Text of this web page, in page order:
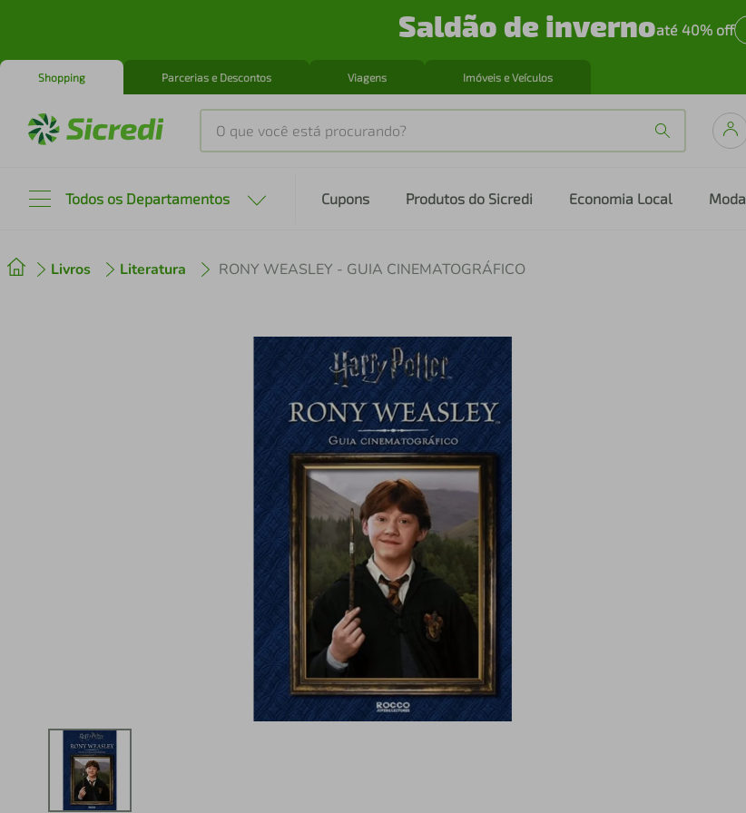
Saldão de invernoaté 40% off
Shopping Parcerias e Descontos Viagens Imóveis e Veículos
O que você está procurando?
Todos os Departamentos Cupons Produtos do Sicredi Economia Local Moda
Livros Literatura RONY WEASLEY - GUIA CINEMATOGRÁFICO
2 cafeteira